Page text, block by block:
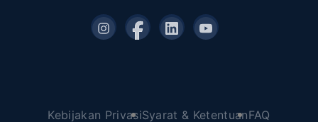
Kebijakan PrivasiSyarat & KetentuanFAQ